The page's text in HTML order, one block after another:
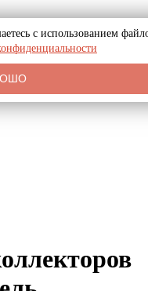
с использованием